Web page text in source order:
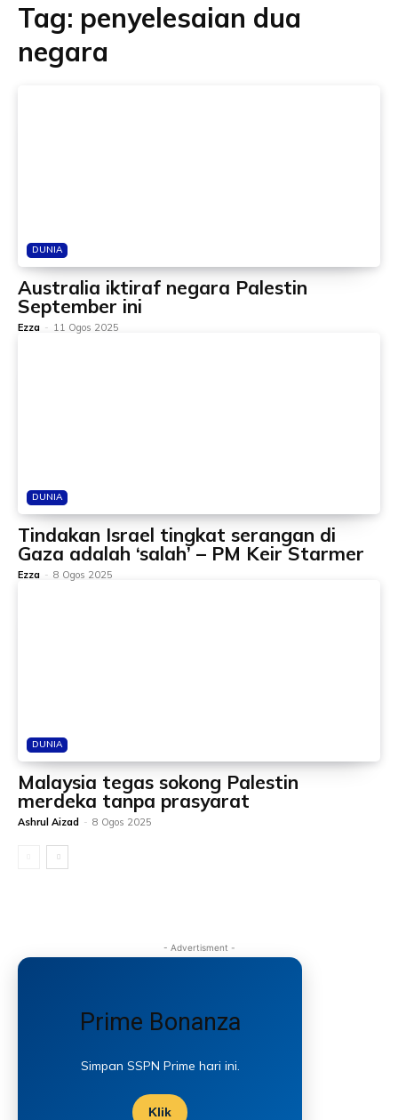
Tag: penyelesaian dua
negara
DUNIA
Australia iktiraf negara Palestin
September ini
Ezza - 11 Ogos 2025
DUNIA
Tindakan Israel tingkat serangan di
Gaza adalah ‘salah’ – PM Keir Starmer
Ezza - 8 Ogos 2025
DUNIA
Malaysia tegas sokong Palestin
merdeka tanpa prasyarat
Ashrul Aizad - 8 Ogos 2025
- Advertisment -
Prime Bonanza
Simpan SSPN Prime hari ini.
Klik